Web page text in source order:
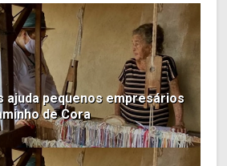
ajuda pequenos empresários
de Cora